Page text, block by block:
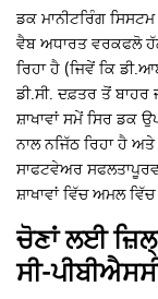
ਡਕ ਮਾਨੀਟਰਿੰਗ
ਵੈਬ ਅਧਾਰਤ ਵਰਕਫਲੋ
ਰਿਹਾ ਹੈ (ਜਿਵੇਂ ਕਿ
ਡੀ.ਸੀ. ਦਫ਼ਤਰ ਤੋਂ
ਸ਼ਾਖਾਵਾਂ ਸਮੇਂ ਸਿਰ ਡਕ
ਨਾਲ ਨਜਿੱਠ ਰਿਹਾ ਹੈ
ਸਾਫਟਵੇਅਰ
ਸ਼ਾਖਾਵਾਂ ਵਿੱਚ ਅਮਲ
ਚੋਣਾਂ ਲਈ
ਸੀ-